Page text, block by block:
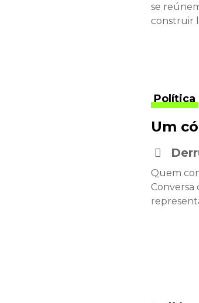
se
construir
Política
Um
Quem
Conversa